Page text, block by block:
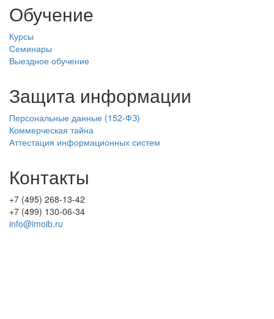
Обучение
Курсы
Семинары
Выездное обучение
Защита информации
Персональные данные (152-ФЗ)
Коммерческая тайна
Аттестация информационных систем
Контакты
+7 (495) 268-13-42
+7 (499) 130-06-34
info@imoib.ru